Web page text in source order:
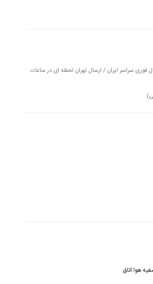
حضوری و ارسال فوری سراسر ایران / ارسال تهران لحظه ای در ساعات
هوا اتاق